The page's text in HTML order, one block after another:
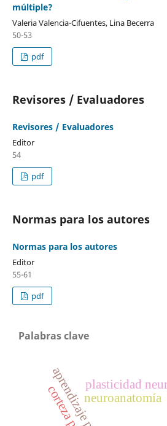
múltiple?
Valeria Valencia-Cifuentes, Lina Becerra
50-53
pdf
Revisores / Evaluadores
Revisores / Evaluadores
Editor
54
pdf
Normas para los autores
Normas para los autores
Editor
55-61
pdf
Palabras clave
neuroanatomía
plasticidad